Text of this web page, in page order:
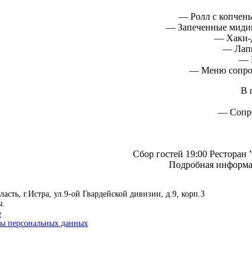
— Ролл с
— Запеченные
— Хаки-
—
—
— Меню
В
—
Сбор гостей 19:00
Подробная
г.Истра, ул.9-ой Гвардейской дивизии, д.9, корп.3
персональных данных